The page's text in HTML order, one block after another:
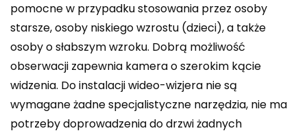
pomocne w przypadku stosowania przez osoby
starsze, osoby niskiego wzrostu (dzieci), a także
osoby o słabszym wzroku. Dobrą możliwość
obserwacji zapewnia kamera o szerokim kącie
widzenia. Do instalacji wideo-wizjera nie są
wymagane żadne specjalistyczne narzędzia, nie ma
potrzeby doprowadzenia do drzwi żadnych